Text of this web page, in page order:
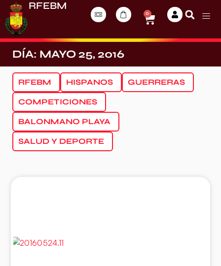
RFEBM
0
DÍA: MAYO 25, 2016
RFEBM HISPANOS GUERRERAS
COMPETICIONES
BALONMANO PLAYA
SALUD Y DEPORTE